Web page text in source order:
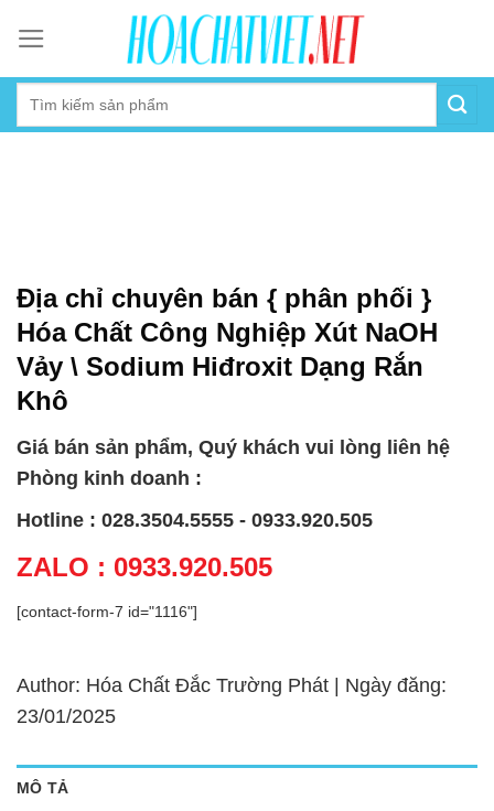
content
Địa chỉ chuyên bán { phân phối }
Hóa Chất Công Nghiệp Xút NaOH
Vảy \ Sodium Hiđroxit Dạng Rắn
Khô
Giá bán sản phẩm, Quý khách vui lòng liên hệ
Phòng kinh doanh :
Hotline : 028.3504.5555 - 0933.920.505
ZALO : 0933.920.505
[contact-form-7 id="1116"]
Author: Hóa Chất Đắc Trường Phát | Ngày đăng:
23/01/2025
MÔ TẢ